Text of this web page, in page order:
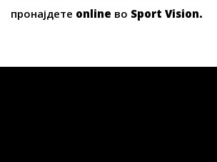
пронајдете online во Sport Vision.